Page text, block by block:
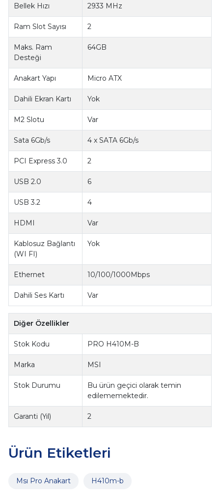
Bellek Hızı 2933 MHz
Ram Slot Sayısı 2
Maks. Ram
Desteği
64GB
Anakart Yapı Micro ATX
Dahili Ekran Kartı Yok
M2 Slotu Var
Sata 6Gb/s 4 x SATA 6Gb/s
PCI Express 3.0 2
USB 2.0 6
USB 3.2 4
HDMI Var
Kablosuz Bağlantı
(WI FI)
Yok
Ethernet 10/100/1000Mbps
Dahili Ses Kartı Var
Diğer Özellikler
Stok Kodu PRO H410M-B
Marka MSI
Stok Durumu
Bu ürün geçici olarak temin
edilememektedir.
Garanti (Yıl) 2
Ürün Etiketleri
Msı Pro Anakart H410m-b